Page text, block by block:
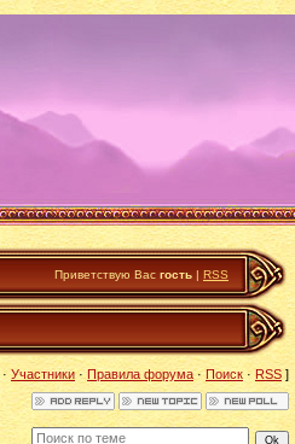
Приветствую Вас гость | RSS
· Участники·Правила форума·Поиск · RSS ]